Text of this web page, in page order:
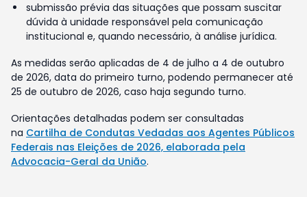
submissão prévia das situações que possam suscitar
dúvida à unidade responsável pela comunicação
institucional e, quando necessário, à análise jurídica.
As medidas serão aplicadas de 4 de julho a 4 de outubro
de 2026, data do primeiro turno, podendo permanecer até
25 de outubro de 2026, caso haja segundo turno.
Orientações detalhadas podem ser consultadas
na Cartilha de Condutas Vedadas aos Agentes Públicos
Federais nas Eleições de 2026, elaborada pela
Advocacia-Geral da União.